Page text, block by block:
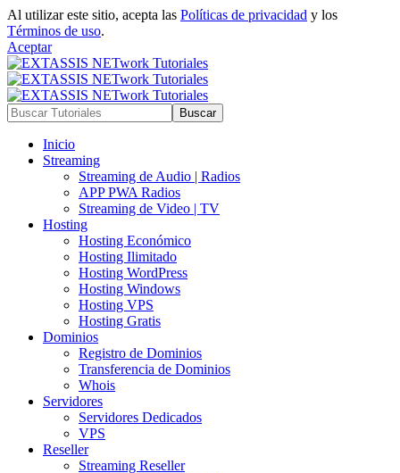
Al utilizar este sitio, acepta las Políticas de privacidad y los
Términos de uso.
Aceptar
Inicio
Streaming
Streaming de Audio | Radios
APP PWA Radios
Streaming de Video | TV
Hosting
Hosting Económico
Hosting Ilimitado
Hosting WordPress
Hosting Windows
Hosting VPS
Hosting Gratis
Dominios
Registro de Dominios
Transferencia de Dominios
Whois
Servidores
Servidores Dedicados
VPS
Reseller
Streaming Reseller